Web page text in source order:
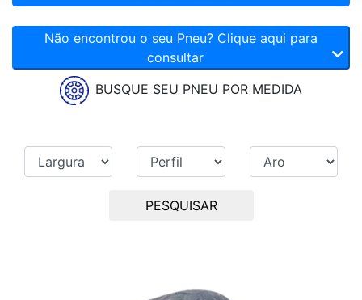
Não encontrou o seu Pneu? Clique aqui para
consultar
BUSQUE SEU PNEU POR MEDIDA
PESQUISAR